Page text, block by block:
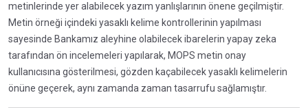
metinlerinde yer alabilecek yazım yanlışlarının önene geçilmiştir.
Metin örneği içindeki yasaklı kelime kontrollerinin yapılması
sayesinde Bankamız aleyhine olabilecek ibarelerin yapay zeka
tarafından ön incelemeleri yapılarak, MOPS metin onay
kullanıcısına gösterilmesi, gözden kaçabilecek yasaklı kelimelerin
önüne geçerek, aynı zamanda zaman tasarrufu sağlamıştır.